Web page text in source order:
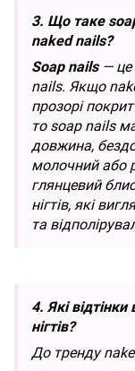
3. Що таке
naked nails?
Soap nails — це
nails. Якщо
прозорі
то soap nails
довжина,
молочний або
глянцевий
нігтів, які
та
4. Які
нігтів?
До тренду